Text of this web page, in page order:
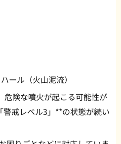
ール（火山泥流）
危険な噴火が起こる可能性が
警戒レベル3」**の状態が続い